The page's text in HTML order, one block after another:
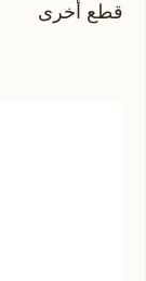
قطع أخرى